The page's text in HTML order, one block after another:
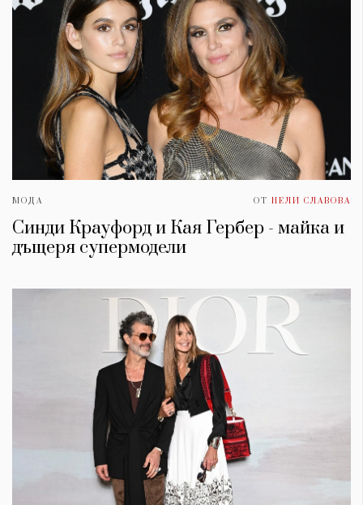
МОДА ОТ НЕЛИ СЛАВОВА
Синди Крауфорд и Кая Гербер - майка и
дъщеря супермодели